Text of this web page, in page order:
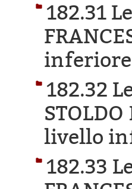
182.31
inferiore
182.32
livello
182.33